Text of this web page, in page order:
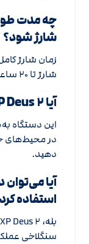
چه مدت
شارژ شود؟
شارژ تا ۲۰ ساعت کار می‌کند.
آیا XP Deus ۲ نیاز به کالیبراسیون دارد؟
این دستگاه
در محیط‌های
دهید.
آیا
استفاده
سنگلاخی